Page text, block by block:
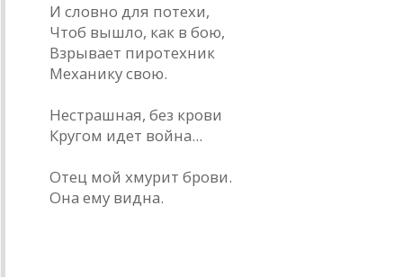
И словно для потехи,
Чтоб вышло, как в бою,
Взрывает пиротехник
Механику свою.
Нестрашная, без крови
Кругом идет война...
Отец мой хмурит брови.
Она ему видна.